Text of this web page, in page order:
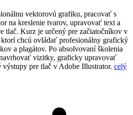
vektorovú grafiku, pracovať s
na kreslenie tvarov, upravovať text a
tlač. Kurz je určený pre začiatočníkov v
chcú ovládať profesionálny grafický
a plagátov. Po absolvovaní školenia
vizitky, graficky upravovať
pre tlač v Adobe Illustrator. celý